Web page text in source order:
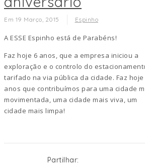
Em 19 Março, 2015 Espinho
A ESSE Espinho está de Parabéns!
Faz hoje 6 anos, que a empresa iniciou a
exploração e o controlo do
tarifado na via pública da cidade. Faz hoje
anos que contribuímos para uma cidade
movimentada, uma cidade mais viva, um
cidade mais limpa!
Partilhar: